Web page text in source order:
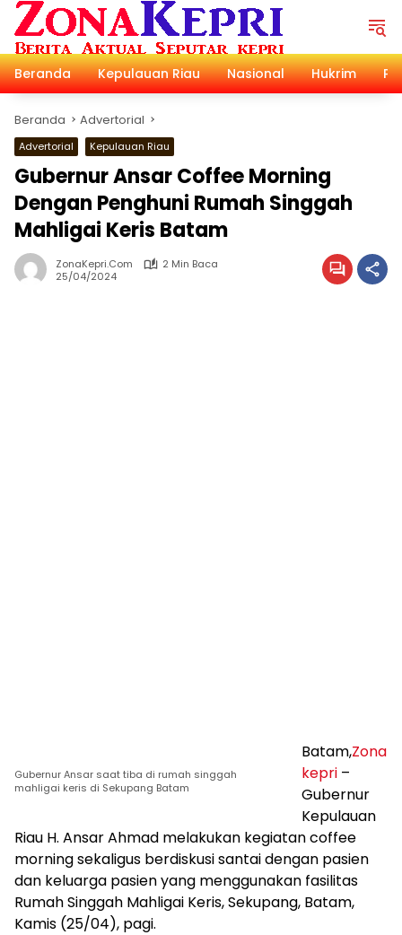
Langsung
konten
Beranda
Kepulauan Riau Nasional Hukrim
Beranda Advertorial
Advertorial Kepulauan Riau
Gubernur Ansar Coffee Morning
Dengan Penghuni Rumah Singgah
Mahligai Keris Batam
ZonaKepri.com
2 Min Baca
25/04/2024
Gubernur Ansar saat tiba di rumah singgah
mahligai keris di Sekupang Batam
Batam,Zona
kepri –
Gubernur
Kepulauan
Riau H. Ansar Ahmad melakukan kegiatan coffee
morning sekaligus berdiskusi santai dengan pasien
dan keluarga pasien yang menggunakan fasilitas
Rumah Singgah Mahligai Keris, Sekupang, Batam,
Kamis (25/04), pagi.